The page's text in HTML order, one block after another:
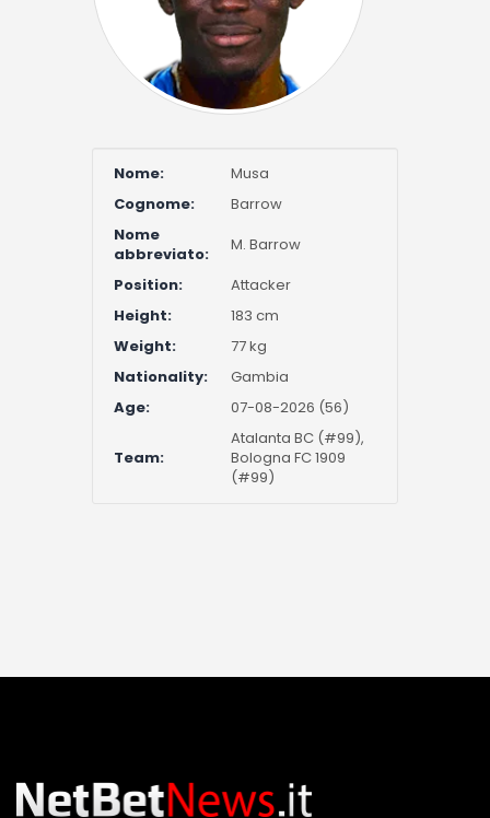
Nome:
Musa
Cognome:
Barrow
Nome
abbreviato:
M. Barrow
Position:
Attacker
Height:
183 cm
Weight:
77 kg
Nationality:
Gambia
Age:
07-08-2026 (56)
Team:
Atalanta BC (#99),
Bologna FC 1909
(#99)